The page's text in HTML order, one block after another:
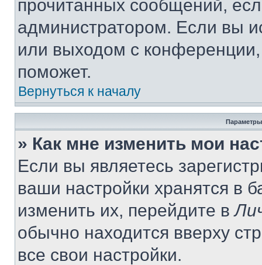
прочитанных сообщений,
администратором. Если вы
или выходом с
поможет.
Вернуться к началу
Параметры
» Как мне изменить мои
Если вы являетесь
ваши настройки хранятся в
изменить их, перейдите в
обычно находится вверху
все свои настройки.